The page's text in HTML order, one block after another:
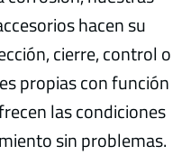
hacen su
cierre, control o
propias con función
las condiciones
sin problemas.